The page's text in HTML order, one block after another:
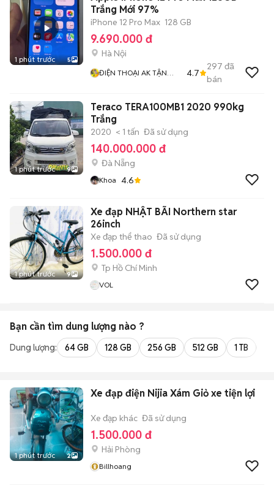
1 phút trước 5
Trắng Mới 97%
iPhone 12 Pro Max 128 GB
9.690.000 đ
Hà Nội
ĐIỆN THOẠI AK TẬN
4.7
297 đã
bán
1 phút trước 9
Teraco TERA100MB1 2020 990kg
Trắng
2020 < 1 tấn Đã sử dụng
140.000.000 đ
Đà Nẵng
Khoa 4.6
1 phút trước 9
Xe đạp NHẬT BÃI Northern star
26inch
Xe đạp thể thao Đã sử dụng
1.500.000 đ
Tp Hồ Chí Minh
VOL
Bạn cần tìm dung lượng nào ?
Dung lượng: 64 GB 128 GB 256 GB 512 GB 1 TB
1 phút trước 2
Xe đạp điện Nijia Xám Giỏ xe tiện lợi
Xe đạp khác Đã sử dụng
1.500.000 đ
Hải Phòng
Billhoang